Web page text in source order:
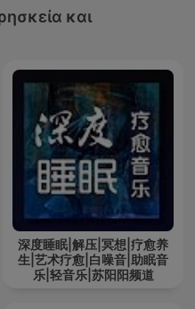
και
深度睡眠|解压|冥想|疗愈养
生|艺术疗愈|白噪音|助眠音
乐|轻音乐|苏阳阳频道